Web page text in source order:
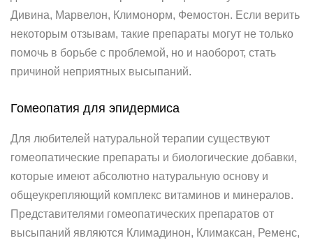
Дивина, Марвелон, Климонорм, Фемостон. Если верить
некоторым отзывам, такие препараты могут не только
помочь в борьбе с проблемой, но и наоборот, стать
причиной неприятных высыпаний.
Гомеопатия для эпидермиса
Для любителей натуральной терапии существуют
гомеопатические препараты и биологические добавки,
которые имеют абсолютно натуральную основу и
общеукрепляющий комплекс витаминов и минералов.
Представителями гомеопатических препаратов от
высыпаний являются Климадинон, Климаксан, Ременс,